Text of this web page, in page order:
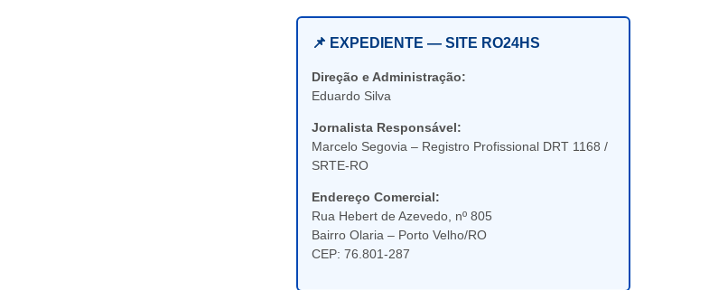
📌 EXPEDIENTE — SITE RO24HS
Direção e Administração:
Eduardo Silva
Jornalista Responsável:
Marcelo Segovia – Registro Profissional DRT 1168 /
SRTE-RO
Endereço Comercial:
Rua Hebert de Azevedo, nº 805
Bairro Olaria – Porto Velho/RO
CEP: 76.801-287